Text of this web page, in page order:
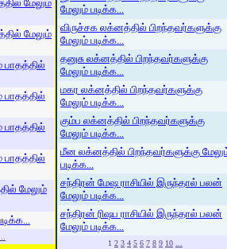
மேலும்
மேலும்
பாதத்தில்
பாதத்தில்
பாதத்தில்
பாதத்தில்
மேலும்
மேலும் படிக்க...
விருச்சக லக்னத்தில் பிறந்தவர்களுக்கு
மேலும் படிக்க...
தனுசு லக்னத்தில் பிறந்தவர்களுக்கு
மேலும் படிக்க...
மகர லக்னத்தில் பிறந்தவர்களுக்கு
மேலும் படிக்க...
கும்ப லக்னத்தில் பிறந்தவர்களுக்கு
மேலும் படிக்க...
மீன லக்னத்தில் பிறந்தவர்களுக்கு
படிக்க...
சந்திரன் மேஷ ராசியில் இருந்தால் பலன்
மேலும் படிக்க...
சந்திரன் ரிஷப ராசியில் இருந்தால் பலன்
மேலும் படிக்க...
1 2 3 4 5 6 7 8 9 10 ...